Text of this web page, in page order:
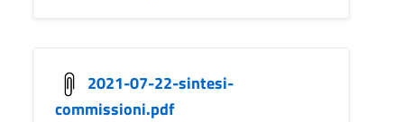
2021-07-22-sintesi-
commissioni.pdf